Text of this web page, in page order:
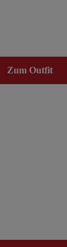
Zum Outfit